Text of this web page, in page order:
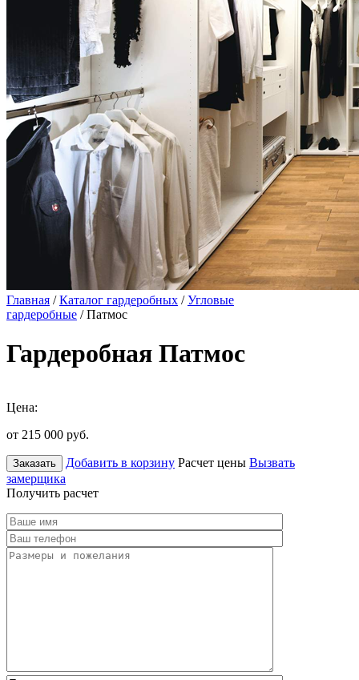
Главная /Каталог гардеробных /Угловые
гардеробные / Патмос
Гардеробная Патмос
Цена:
от 215 000 руб.
Заказать Добавить в корзину Расчет цены Вызвать
замерщика
Получить расчет